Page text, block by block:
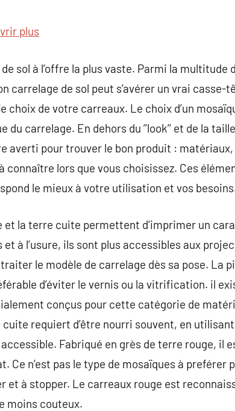
plus
sol à l’offre la plus vaste. Parmi la multitude
carrelage de sol peut s’avérer un vrai
choix de votre carreaux. Le choix d’un
carrelage. En dehors du ’’look’’ et de la
averti pour trouver le bon produit :
connaître lors que vous choisissez. Ces
le mieux à votre utilisation et vos
la terre cuite permettent d’imprimer un
et à l’usure, ils sont plus accessibles aux
le modèle de carrelage dès sa pose. La
d’éviter le vernis ou la vitrification. il
conçus pour cette catégorie de
requiert d’être nourri souvent, en utilisant
Fabriqué en grès de terre rouge, il
Ce n’est pas le type de mosaïques à preférer
et à stopper. Le carreaux rouge est
moins couteux.